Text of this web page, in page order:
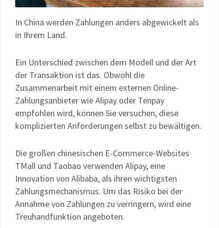
In China werden Zahlungen anders abgewickelt als
in Ihrem Land.
Ein Unterschied zwischen dem Modell und der Art
der Transaktion ist das. Obwohl die
Zusammenarbeit mit einem externen Online-
Zahlungsanbieter wie Alipay oder Tenpay
empfohlen wird, können Sie versuchen, diese
komplizierten Anforderungen selbst zu bewältigen.
Die großen chinesischen E-Commerce-Websites
TMall und Taobao verwenden Alipay, eine
Innovation von Alibaba, als ihren wichtigsten
Zahlungsmechanismus. Um das Risiko bei der
Annahme von Zahlungen zu verringern, wird eine
Treuhandfunktion angeboten.